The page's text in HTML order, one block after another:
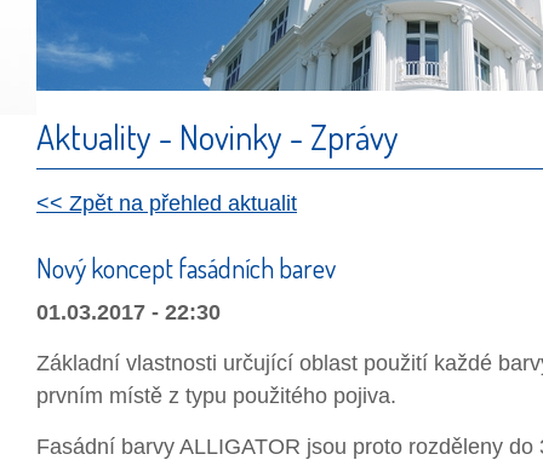
Aktuality - Novinky - Zprávy
<< Zpět na přehled aktualit
Nový koncept fasádních barev
01.03.2017 - 22:30
Základní vlastnosti určující oblast použití každé
prvním místě z typu použitého pojiva.
Fasádní barvy ALLIGATOR jsou proto rozděleny do